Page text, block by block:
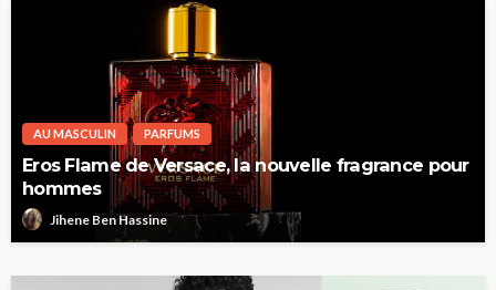
AU MASCULIN PARFUMS
Eros Flame de Versace, la nouvelle fragrance pour
hommes
Jihene Ben Hassine